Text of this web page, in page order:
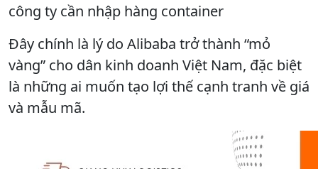
công ty cần nhập hàng container
Đây chính là lý do Alibaba trở thành “mỏ
vàng” cho dân kinh doanh Việt Nam, đặc biệt
là những ai muốn tạo lợi thế cạnh tranh về giá
và mẫu mã.